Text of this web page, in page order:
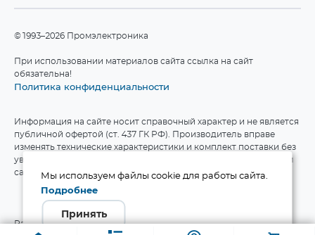
©1993–2026 Промэлектроника
При использовании материалов сайта ссылка на сайт
обязательна!
Политика конфиденциальности
Информация на сайте носит справочный характер и не является
публичной офертой (ст. 437 ГК РФ). Производитель вправе
изменять технические характеристики и комплект поставки без
уведомления. Актуальные данные приведены на официальном
сайте производителя.
Разработка сайта
Мы используем файлы cookie для работы сайта.
Подробнее
Принять